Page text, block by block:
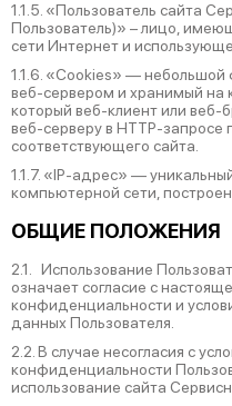
1.1.5. «Пользователь сайта
Пользователь)» – лицо,
сети Интернет и
1.1.6. «Cookies» —
веб-сервером и хранимый на
который веб-клиент или
веб-серверу в HTTP-запросе
соответствующего сайта.
1.1.7. «IP-адрес» —
компьютерной сети,
ОБЩИЕ ПОЛОЖЕНИЯ
2.1. Использование
означает согласие с
конфиденциальности и
данных Пользователя.
2.2. В случае несогласия с
конфиденциальности
использование сайта